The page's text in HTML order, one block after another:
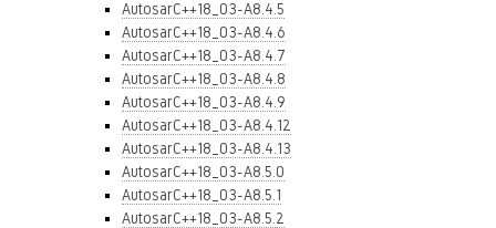
AutosarC++18_03-A8.4.5
AutosarC++18_03-A8.4.6
AutosarC++18_03-A8.4.7
AutosarC++18_03-A8.4.8
AutosarC++18_03-A8.4.9
AutosarC++18_03-A8.4.12
AutosarC++18_03-A8.4.13
AutosarC++18_03-A8.5.0
AutosarC++18_03-A8.5.1
AutosarC++18_03-A8.5.2